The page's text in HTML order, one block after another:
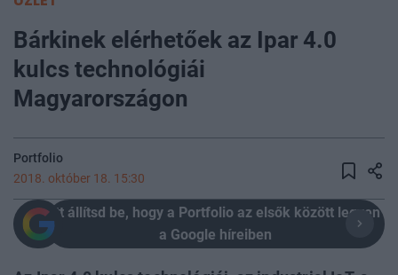
Bárkinek elérhetőek az Ipar 4.0
kulcs technológiái
Magyarországon
Portfolio
2018. október 18. 15:30
Itt állítsd be, hogy a Portfolio az elsők között legyen
a Google híreiben